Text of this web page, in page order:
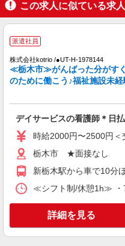
ィス【看護助手】
看護助手（
栃木県
線「栃木」
アルバイト パート 派遣社員
日研トータルソーシング株式
ィス【看護助手】
時給
幅は経験・
栃木県
駅
この求人に似ている求
派遣社員
株式会社kotrio /●UT-H-1978144
≪栃木市≫がんばった分がす
のために働こう♪福祉施設未
デイサービスの看護師＊日
時給2000円〜2500円＜
栃木市 ★面接なし
新栃木駅から車で10分
≪シフト制/休憩1h≫ ・
詳細を見る